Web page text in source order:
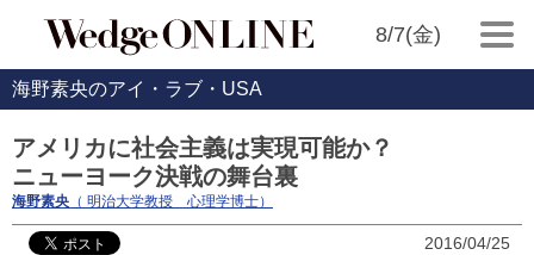
8/7(金)
海野素央のアイ・ラブ・USA
アメリカに社会主義は実現可能か？
ニューヨーク決戦の舞台裏
海野素央 （ 明治大学教授 心理学博士）
2016/04/25